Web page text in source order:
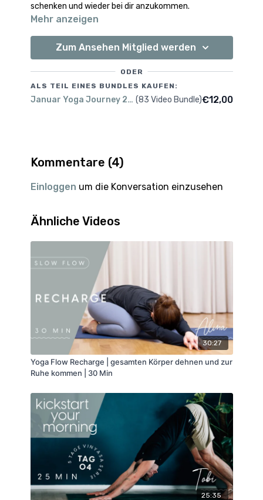
schenken und wieder bei dir anzukommen.
Mehr anzeigen
Zum Ansehen Mitglied werden
ODER
ALS TEIL EINES BUNDLES KAUFEN:
Januar Yoga Journey 2026 (83 Video Bundle)€12,00
Kommentare (4)
Einloggen um die Konversation einzusehen
Ähnliche Videos
30:27
Yoga Flow Recharge | gesamten Körper dehnen und zur
Ruhe kommen | 30 Min
25:35